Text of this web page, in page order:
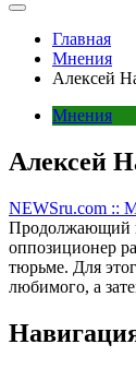
Главная
Мнения
Алексей
Мнения
Алексей
NEWSru.com ::
Продолжающий
оппозиционер
тюрьме. Для
любимого, а